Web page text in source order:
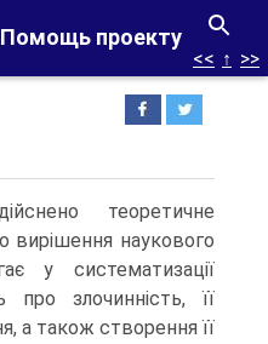
Помощь проекту
<< ↑ >>
теоретичне
вирішення наукового
у систематизації
про злочинність, її
а також створення її